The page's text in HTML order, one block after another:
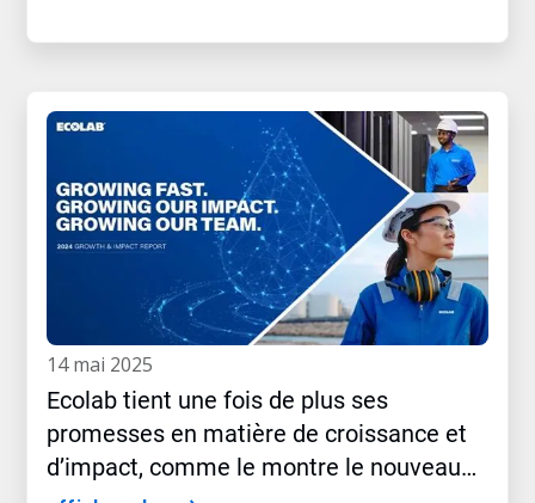
14 mai 2025
Ecolab tient une fois de plus ses
promesses en matière de croissance et
d’impact, comme le montre le nouveau